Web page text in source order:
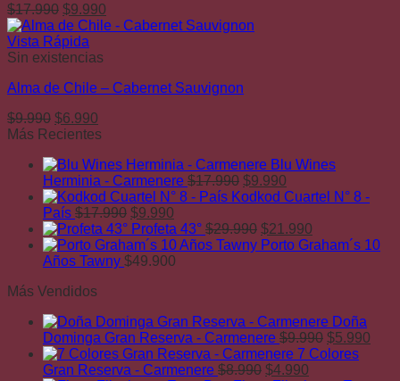
$17.990 El
precio
original
era:
$9.990
precio
Vista Rápida
Sin existencias
Alma de Chile – Cabernet Sauvignon
$9.990 El
precio
era:
$9.990.
$6.990
precio
es:
$6.990.
Más Recientes
Blu Wines
Herminia - Carmenere $17.990 El
precio
era:
$17.990.
$9.990
precio
es:
$9.990.
Kodkod Cuartel N° 8 -
País $17.990 El
precio
original
era:
$9.990
precio
actual
es:
Profeta 43° $29.990 El
precio
$21.990
precio
Porto Graham´s 10
Años Tawny $49.900
Más Vendidos
Doña
Dominga Gran Reserva - Carmenere $9.990 El
precio
$5.990
7 Colores
Gran Reserva - Carmenere $8.990 El
$4.990